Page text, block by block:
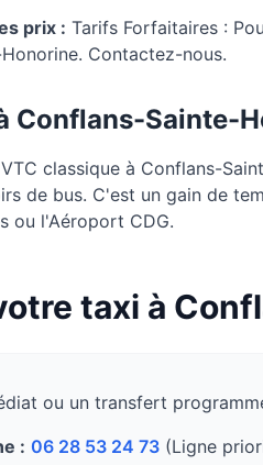
prix : Tarifs Forfaitaires :
Contactez-nous.
Conflans-Sainte-
classique à Conflans-
de bus. C'est un gain de
ou l'Aéroport CDG.
taxi à
ou un transfert
: 06 28 53 24 73 (Ligne